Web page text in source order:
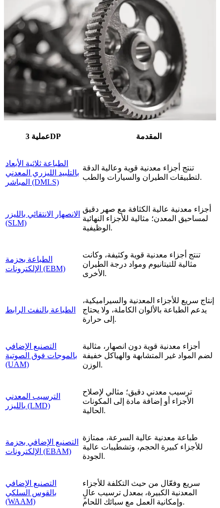
عملية 3DP المقدمة
الطباعة ثلاثية الأبعاد
بالتلبيد الليزري المعدني
المباشر (DMLS)
تنتج أجزاء معدنية قوية وعالية الدقة
لتطبيقات الطيران والسيارات والطب.
الانصهار الانتقائي بالليزر
(SLM)
أجزاء معدنية عالية الكثافة مع صهر دقيق
لمساحيق المعدن؛ مثالية للأجزاء النهائية
الوظيفية.
الطباعة بحزمة
الإلكترونات (EBM)
تنتج أجزاء معدنية قوية وكثيفة، وكانت
مثالية للتيتانيوم ومواد درجة الطيران
الأخرى.
الطباعة بالنفث الرابط
إنتاج سريع للأجزاء المعدنية والسيراميكية،
يدعم الطباعة بالألوان الكاملة، ولا يحتاج
إلى حرارة.
التصنيع الإضافي
بالموجات فوق الصوتية
(UAM)
أجزاء معدنية قوية دون انصهار، مثالية
لضم المواد غير المتشابهة والهياكل خفيفة
الوزن.
الترسيب المعدني
بالليزر (LMD)
ترسيب معدني دقيق؛ مثالي لإصلاح
الأجزاء أو إضافة مادة إلى المكونات
الحالية.
التصنيع الإضافي بحزمة
الإلكترونات (EBAM)
طباعة معدنية عالية السرعة، ممتازة
للأجزاء كبيرة الحجم، وتشطيبات عالية
الجودة.
التصنيع الإضافي
بالقوس السلكي
(WAAM)
سريع وفعّال من حيث التكلفة للأجزاء
المعدنية الكبيرة، بمعدل ترسيب عالٍ
وإمكانية العمل مع سبائك اللحام.